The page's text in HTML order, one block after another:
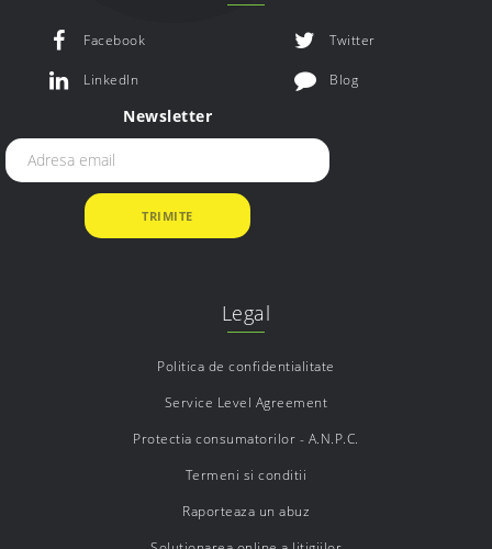
Legal
Politica de confidentialitate
Service Level Agreement
Protectia consumatorilor - A.N.P.C.
Termeni si conditii
Raporteaza un abuz
Facebook Twitter
LinkedIn Blog
Newsletter